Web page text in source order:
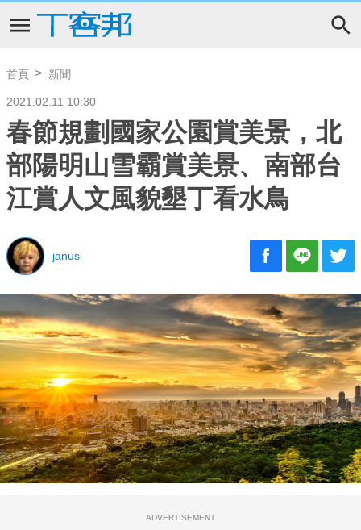
首頁 新聞
2021.02.11 10:30
春節規劃國家公園賞美景，北
部陽明山雪霸賞美景、南部台
江賞人文風貌墾丁看水鳥
janus
ADVERTISEMENT